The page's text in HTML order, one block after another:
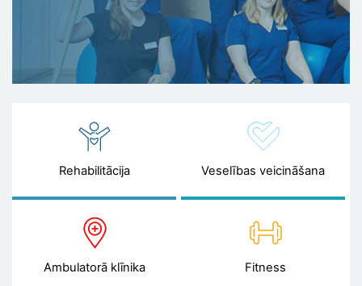
Rehabilitācija Veselības veicināšana
Ambulatorā klīnika Fitness